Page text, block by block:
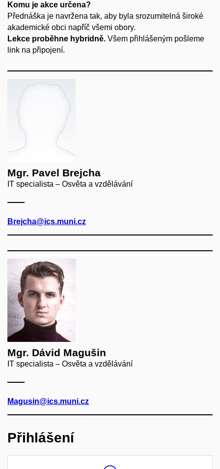
Komu je akce určena?
Přednáška je navržena tak, aby byla srozumitelná široké
akademické obci napříč všemi obory.
Lekce proběhne hybridně. Všem přihlášeným pošleme
link na připojení.
Mgr. Pavel Brejcha
IT specialista – Osvěta a vzdělávání
Brejcha@ics.muni.cz
Mgr. Dávid Magušin
IT specialista – Osvěta a vzdělávání
Magusin@ics.muni.cz
Přihlášení